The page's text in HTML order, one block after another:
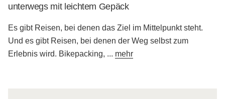
unterwegs mit leichtem Gepäck
Es gibt Reisen, bei denen das Ziel im Mittelpunkt steht.
Und es gibt Reisen, bei denen der Weg selbst zum
Erlebnis wird. Bikepacking, ... mehr